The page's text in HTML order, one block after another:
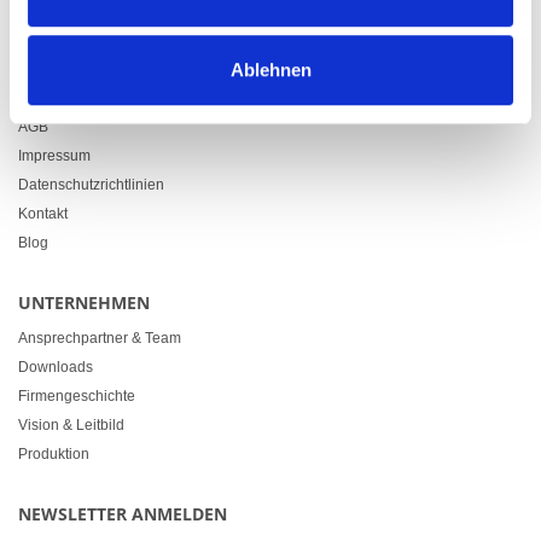
Ablehnen
Downloads
AGB
Impressum
Datenschutzrichtlinien
Kontakt
Blog
UNTERNEHMEN
Ansprechpartner & Team
Downloads
Firmengeschichte
Vision & Leitbild
Produktion
NEWSLETTER ANMELDEN